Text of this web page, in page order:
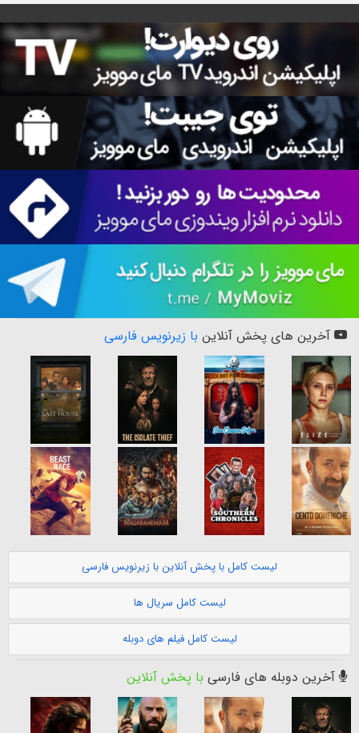
آخرین های پخش آنلاین با زیرنویس فارسی
لیست کامل با پخش آنلاین با زیرنویس فارسی
لیست کامل سریال ها
لیست کامل فیلم های دوبله
آخرین دوبله های فارسی با پخش آنلاین